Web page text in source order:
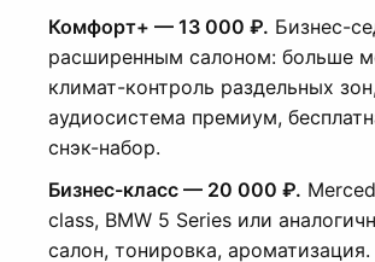
Комфорт+ — 13 000 ₽. Бизнес-
расширенным салоном: больше
климат-контроль раздельных
аудиосистема премиум,
снэк-набор.
Бизнес-класс — 20 000 ₽.
class, BMW 5 Series или
салон, тонировка,